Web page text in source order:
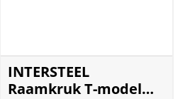
INTERSTEEL
Raamkruk T-model